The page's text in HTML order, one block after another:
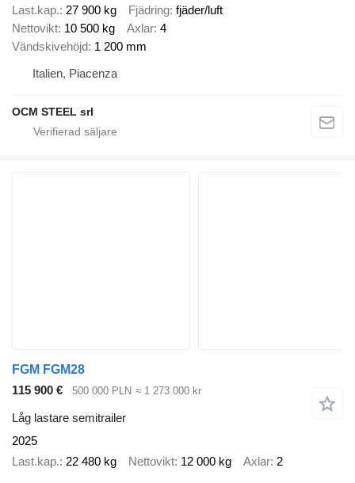
Last.kap. 27 900 kg Fjädring fjäder/luft
Nettovikt 10 500 kg Axlar 4
Vändskivehöjd 1 200 mm
Italien, Piacenza
OCM STEEL srl
FGM FGM28
115 900 €
500 000 PLN ≈ 1 273 000 kr
Låg lastare semitrailer
2025
Last.kap. 22 480 kg Nettovikt 12 000 kg Axlar 2